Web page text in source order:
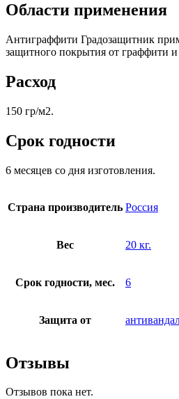
Области применения
Антиграффити Градозащитник
защитного покрытия от граффити
Расход
150 гр/м2.
Срок годности
6 месяцев со дня изготовления.
Страна производитель Россия
Вес 20 кг.
Срок годности, мес. 6
Защита от
Отзывы
Отзывов пока нет.